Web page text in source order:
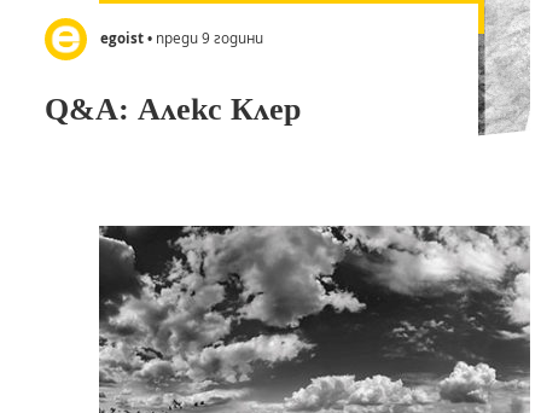
egoist• преди 9 години
Q&A: Алекс Клер